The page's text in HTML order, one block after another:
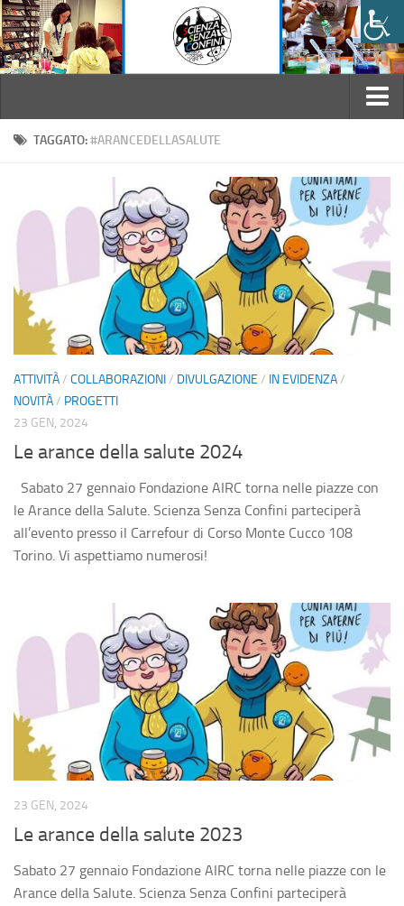
Home
Statuto
Regolamento interno
Il Consiglio Direttivo
Convenzioni
Attività
Laboratori didattici
Collaborazioni
Novità
Galleria
Sostienici
Fai una donazione
Contatti
TAGGATO:#ARANCEDELLASALUTE
ATTIVITÀ/ COLLABORAZIONI/ DIVULGAZIONE / IN EVIDENZA/
NOVITÀ/ PROGETTI
23 GEN, 2024
Le arance della salute 2024
Sabato 27 gennaio Fondazione AIRC torna nelle piazze con
le Arance della Salute. Scienza Senza Confini parteciperà
all’evento presso il Carrefour di Corso Monte Cucco 108
Torino. Vi aspettiamo numerosi!
23 GEN, 2024
Le arance della salute 2023
Sabato 27 gennaio Fondazione AIRC torna nelle piazze con le
Arance della Salute. Scienza Senza Confini parteciperà